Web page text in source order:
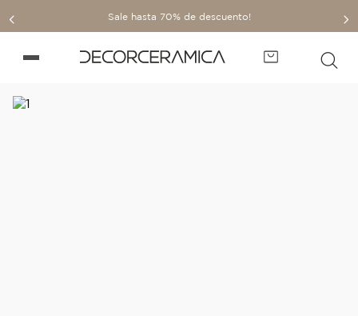
Sale hasta 70% de descuento!